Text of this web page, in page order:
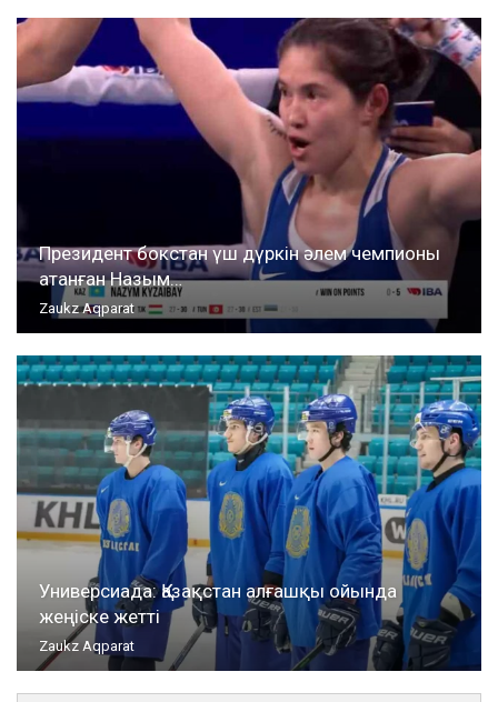
Президент бокстан үш дүркін әлем чемпионы
атанған Назым…
Zaukz Aqparat
Универсиада: Қазақстан алғашқы ойында
жеңіске жетті
Zaukz Aqparat